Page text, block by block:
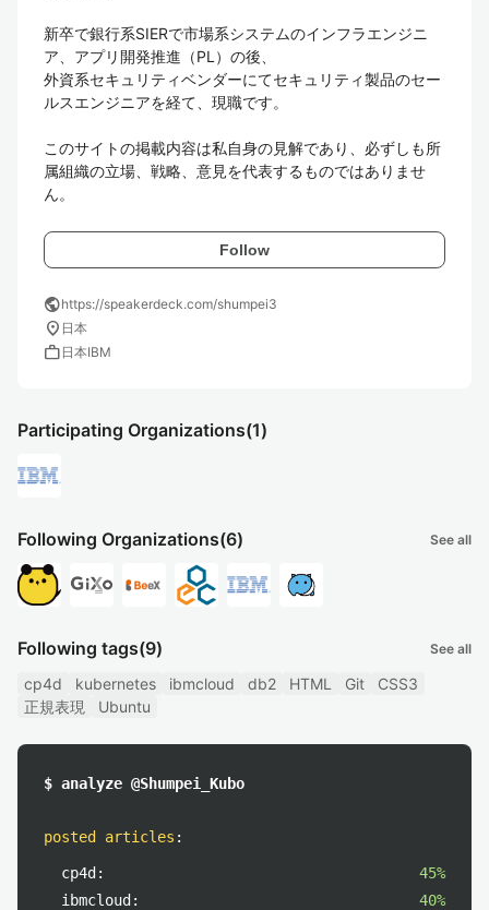
新卒で銀行系SIERで市場系システムのインフラエンジニ
ア、アプリ開発推進（PL）の後、
外資系セキュリティベンダーにてセキュリティ製品のセー
ルスエンジニアを経て、現職です。
このサイトの掲載内容は私自身の見解であり、必ずしも所
属組織の立場、戦略、意見を代表するものではありませ
ん。
Follow
publichttps://speakerdeck.com/shumpei3
location_on 日本
work 日本IBM
Participating Organizations(1)
Following Organizations(6) See all
Following tags(9) See all
cp4d kubernetes ibmcloud db2 HTML Git
CSS3
正規表現
Ubuntu
$ analyze @Shumpei_Kubo
posted articles :
cp4d:
45%
ibmcloud:
40%